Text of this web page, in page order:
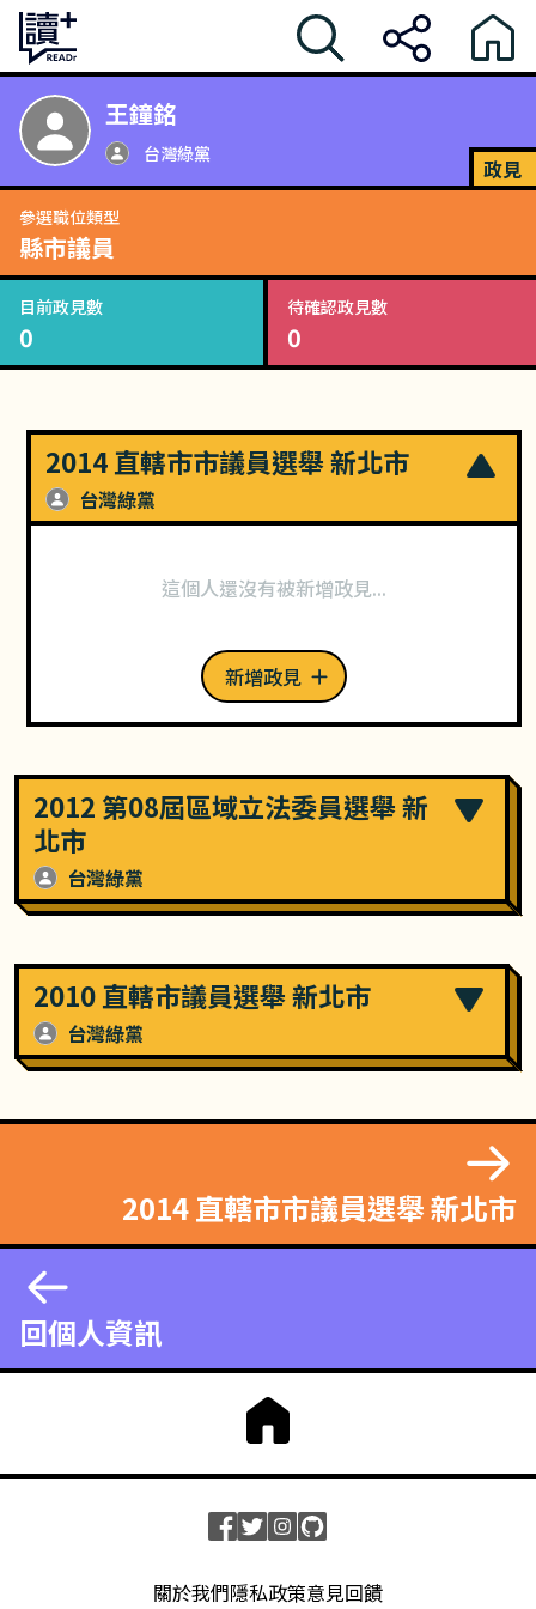
王鐘銘
台灣綠黨
政見
參選職位類型
縣市議員
目前政見數
0
待確認政見數
0
2014 直轄市市議員選舉 新北市
台灣綠黨
這個人還沒有被新增政見...
新增政見
2012 第08屆區域立法委員選舉 新
北市
台灣綠黨
2010 直轄市議員選舉 新北市
台灣綠黨
回個人資訊
2014 直轄市市議員選舉 新北市
關於我們隱私政策意見回饋